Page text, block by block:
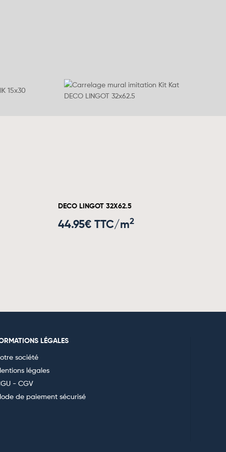
DECO LINGOT 32X62.5
44.95€ TTC/m2
LÉGALES
société
légales
- CGV
de paiement sécurisé